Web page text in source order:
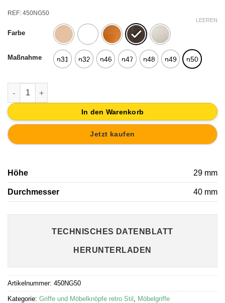
REF: 450NG50
Farbe
Maßnahme n31 n32 n46 n47 n48 n49 n50
LEEREN
KNOPF MÖBELKNOPF HOLZ LACK WEISS LAVENDEL
In den Warenkorb
Jetzt kaufen
Höhe 29 mm
Durchmesser 40 mm
TECHNISCHES DATENBLATT
HERUNTERLADEN
Artikelnummer: 450NG50
Kategorie: Griffe und Möbelknöpfe retro Stil Möbelgriffe